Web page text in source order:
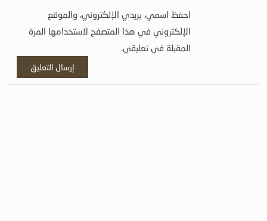
احفظ اسمي، بريدي الإلكتروني، والموقع
الإلكتروني في هذا المتصفح لاستخدامها المرة
المقبلة في تعليقي.